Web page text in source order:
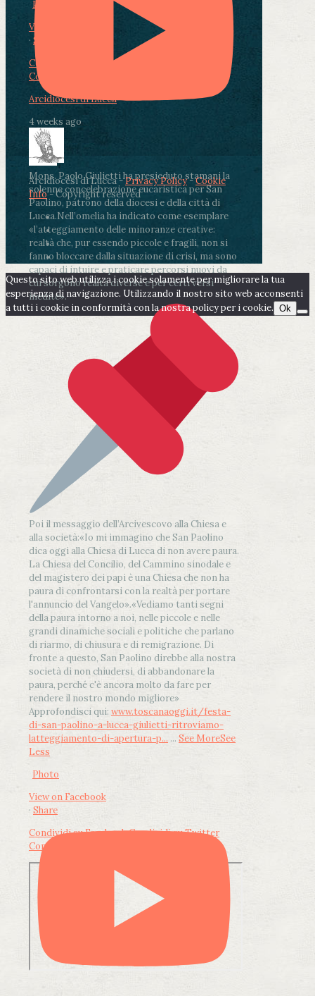
Photo
View on Facebook
· Share
Condividi su Facebook
Condividi su LinkedIn
Arcidiocesi di Lucca
4 weeks ago
Mons. Paolo Giulietti ha presieduto stamani la
solenne concelebrazione eucaristica per San
Paolino, patrono della diocesi e della città di
Lucca.Nell’omelia ha indicato come esemplare
«l’atteggiamento delle minoranze creative:
realtà che, pur essendo piccole e fragili, non si
fanno bloccare dalla situazione di crisi, ma sono
capaci di intuire e praticare percorsi nuovi da
cui sorgono realtà diverse e per certi versi
inedite».
Poi il messaggio dell’Arcivescovo alla Chiesa e
alla società:«Io mi immagino che San Paolino
dica oggi alla Chiesa di Lucca di non avere paura.
La Chiesa del Concilio, del Cammino sinodale e
del magistero dei papi è una Chiesa che non ha
paura di confrontarsi con la realtà per portare
l'annuncio del Vangelo».«Vediamo tanti segni
della paura intorno a noi, nelle piccole e nelle
grandi dinamiche sociali e politiche che parlano
di riarmo, di chiusura e di remigrazione. Di
fronte a questo, San Paolino direbbe alla nostra
società di non chiudersi, di abbandonare la
paura, perché c'è ancora molto da fare per
rendere il nostro mondo migliore»
Approfondisci qui: www.toscanaoggi.it/festa-
di-san-paolino-a-lucca-giulietti-ritroviamo-
latteggiamento-di-apertura-p... ... See MoreSee
Less
Photo
View on Facebook
· Share
Condividi su FacebookCondividi su Twitter
Condividi su LinkedIn
Arcidiocesi di Lucca -Privacy Policy-Cookie
Info- Copyright reserved
Questo sito web utilizza i cookie solamente per migliorare la tua
esperienza di navigazione. Utilizzando il nostro sito web acconsenti
a tutti i cookie in conformità con la nostra policy per i cookie. Ok